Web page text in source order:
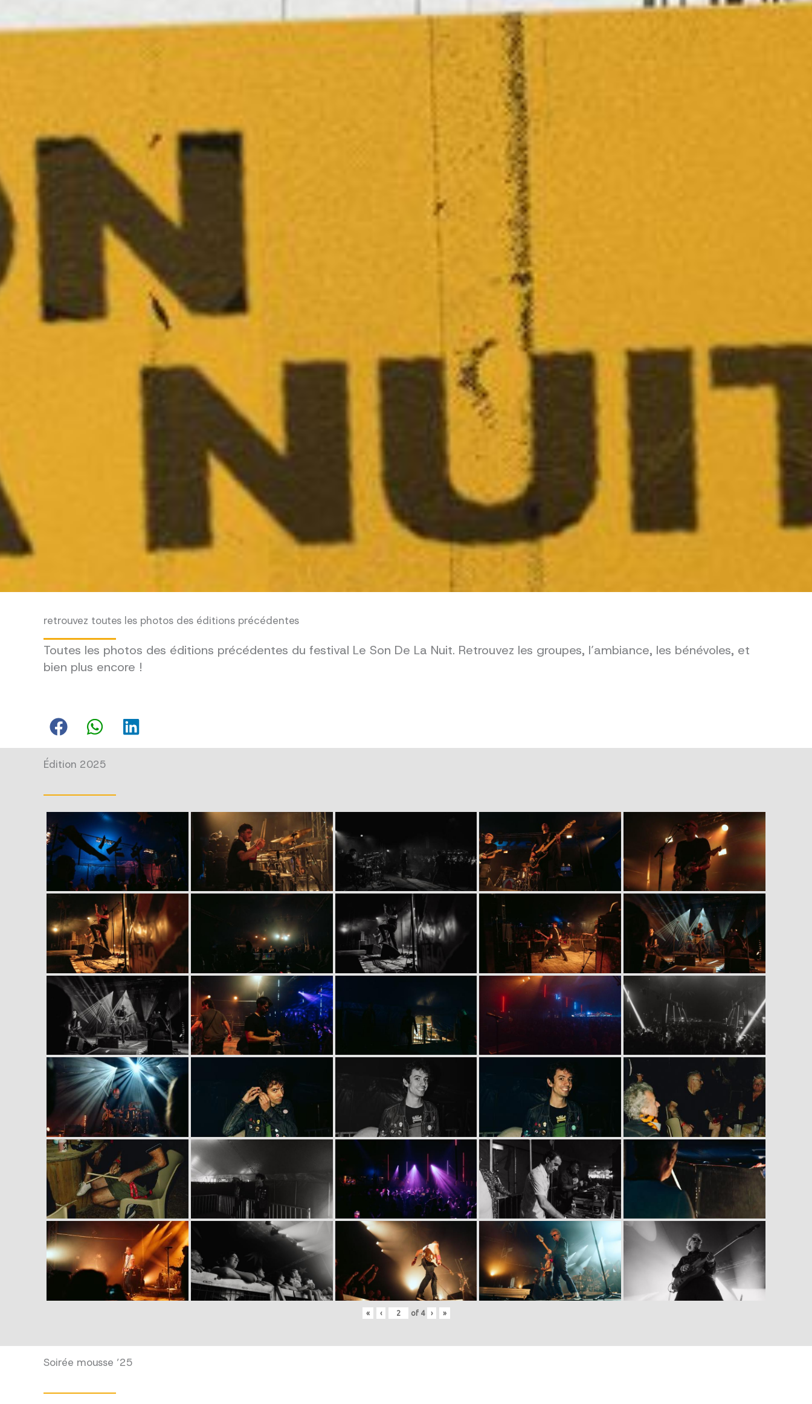
retrouvez toutes les photos des éditions précédentes
Toutes les photos des éditions précédentes du festival Le Son De La Nuit. Retrouvez les groupes, l’ambiance, les bénévoles, et
bien plus encore !
Édition 2025
« ‹ of 4 › »
Soirée mousse ’25